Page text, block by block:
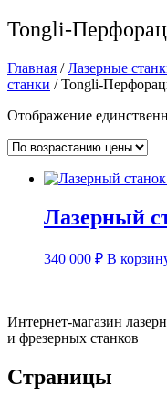
Tongli-
Главная /Лазерные
станки / Tongli-
Отображение
Лазерный
340 000 ₽ В
Интернет-магазин
и фрезерных станков
Страницы